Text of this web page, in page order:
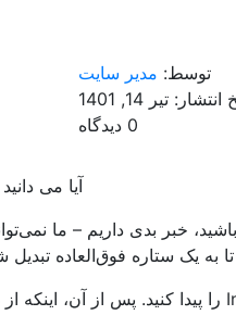
توسط: مدیر سایت
تیر 14, 1401
0 دیدگاه
آیا می
خبر بدی داریم – ما
به یک ستاره فوق‌العاده